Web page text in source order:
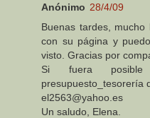
Anónimo 28/4/09
Buenas tardes,
con su página y
visto. Gracias por
Si fuera
presupuesto_tesorería
el2563@yahoo.es
Un saludo, Elena.